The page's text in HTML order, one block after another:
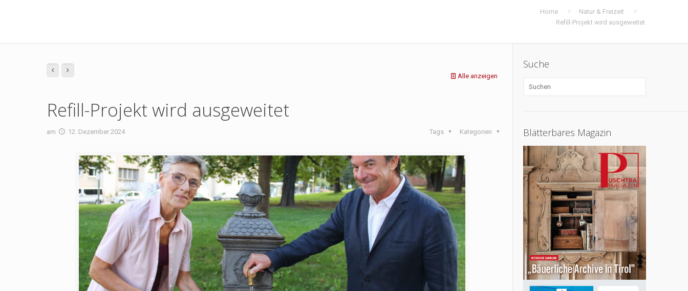
Home
Natur & Freizeit
Refill-Projekt wird ausgeweitet
Alle anzeigen
Refill-Projekt wird ausgeweitet
am 12. Dezember 2024 Kategorien
Tags
Suche
Blätterbares Magazin